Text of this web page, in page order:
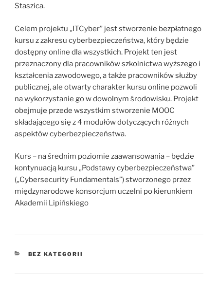
Staszica.
Celem projektu „ITCyber” jest stworzenie bezpłatnego
kursu z zakresu cyberbezpieczeństwa, który będzie
dostępny online dla wszystkich. Projekt ten jest
przeznaczony dla pracowników szkolnictwa wyższego i
kształcenia zawodowego, a także pracowników służby
publicznej, ale otwarty charakter kursu online pozwoli
na wykorzystanie go w dowolnym środowisku. Projekt
obejmuje przede wszystkim stworzenie MOOC
składającego się z 4 modułów dotyczących różnych
aspektów cyberbezpieczeństwa.
Kurs – na średnim poziomie zaawansowania – będzie
kontynuacją kursu „Podstawy cyberbezpieczeństwa”
(„Cybersecurity Fundamentals”) stworzonego przez
międzynarodowe konsorcjum uczelni po kierunkiem
Akademii Lipińskiego
KATEGORIE
BEZ KATEGORII